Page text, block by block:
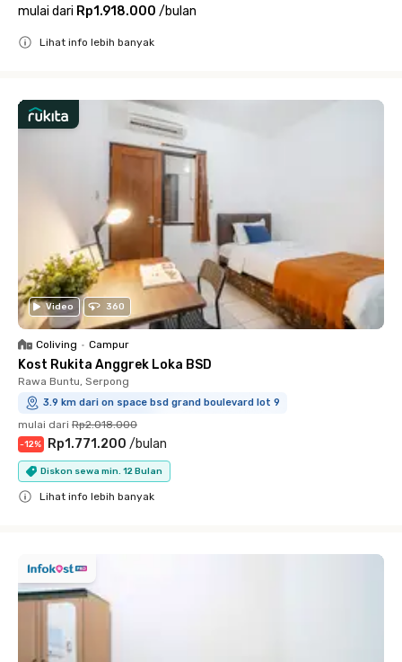
mulai dari Rp1.918.000 /bulan
Lihat info lebih banyak
Video 360
Coliving • Campur
Kost Rukita Anggrek Loka BSD
Rawa Buntu, Serpong
3.9 km dari on space bsd grand boulevard lot 9
mulai dari Rp2.018.000
-12% Rp1.771.200 /bulan
Diskon sewa min. 12 Bulan
Lihat info lebih banyak